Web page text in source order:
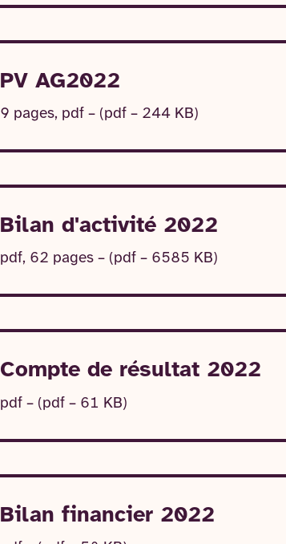
PV AG2022
9 pages, pdf – (pdf – 244 KB)
Bilan d'activité 2022
pdf, 62 pages – (pdf – 6585 KB)
Compte de résultat 2022
pdf – (pdf – 61 KB)
Bilan financier 2022